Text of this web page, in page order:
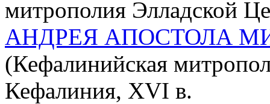
митрополия Элладской
АНДРЕЯ АПОСТОЛА
(Кефалинийская
Кефалиния, XVI в.